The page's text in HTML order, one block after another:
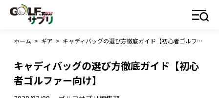
ホーム > ギア > キャディバッグの選び方徹底ガイド【初心者ゴルファー向け】
キャディバッグの選び方徹底ガイド【初心
者ゴルファー向け】